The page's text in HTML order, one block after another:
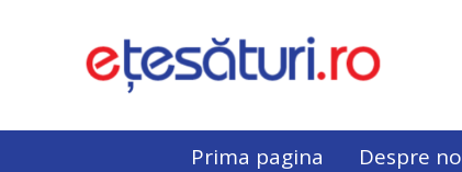
Prima pagina Despre